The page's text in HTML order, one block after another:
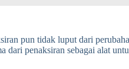
pun tidak luput dari
dari penaksiran sebagai alat